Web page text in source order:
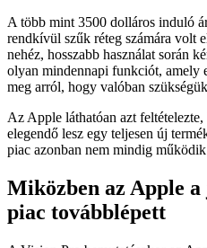
A több mint 3500 dolláros induló
rendkívül szűk réteg számára volt
nehéz, hosszabb használat során
olyan mindennapi funkciót, amely
meg arról, hogy valóban
Az Apple láthatóan azt
elegendő lesz egy teljesen új
piac azonban nem mindig
Miközben az Apple
piac továbblépett